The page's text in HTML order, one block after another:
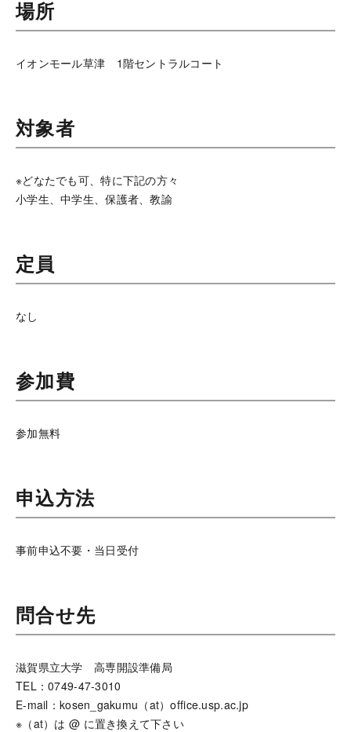
場所
イオンモール草津 1階セントラルコート
対象者
※どなたでも可、特に下記の方々
小学生、中学生、保護者、教諭
定員
なし
参加費
参加無料
申込方法
事前申込不要・当日受付
問合せ先
滋賀県立大学 高専開設準備局
TEL：0749-47-3010
E-mail：kosen_gakumu （at）office.usp.ac.jp
※（at）は @ に置き換えて下さい